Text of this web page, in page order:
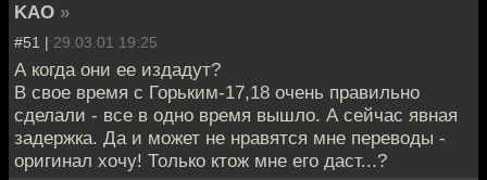
KAO »
#51 | 29.03.01 19:25
А когда они ее издадут?
В свое время с Горьким-17,18 очень правильно
сделали - все в одно время вышло. А сейчас явная
задержка. Да и может не нравятся мне переводы -
оригинал хочу! Только ктож мне его даст...?